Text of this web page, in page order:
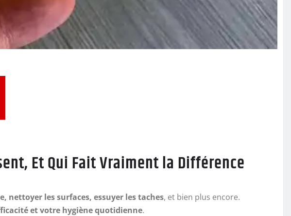
Et Qui Fait Vraiment la Différence
nettoyer les surfaces, essuyer les taches, et bien plus encore.
et votre hygiène quotidienne.